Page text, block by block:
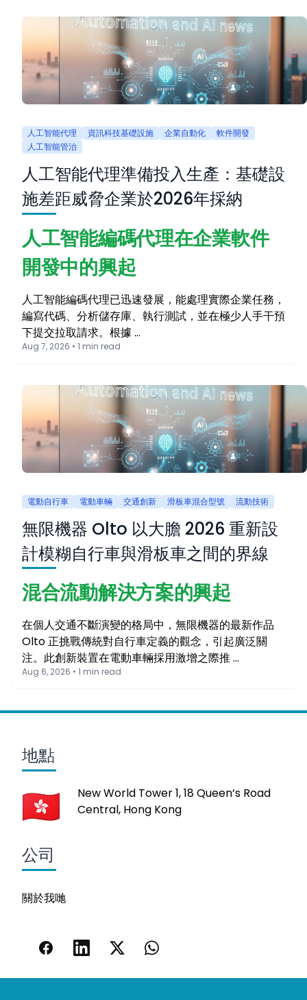
人工智能代理 資訊科技基礎設施 企業自動化
軟件開發
人工智能管治
人工智能代理準備投入生產：基礎設
施差距威脅企業於2026年採納
人工智能編碼代理在企業軟件
開發中的興起
人工智能編碼代理已迅速發展，能處理實際企業任務，
編寫代碼、分析儲存庫、執行測試，並在極少人手干預
下提交拉取請求。根據 …
Aug 7, 2026 • 1 min read
電動自行車 電動車輛 交通創新 滑板車混合型號 流動技術
無限機器 Olto 以大膽 2026 重新設
計模糊自行車與滑板車之間的界線
混合流動解決方案的興起
在個人交通不斷演變的格局中，無限機器的最新作品
Olto 正挑戰傳統對自行車定義的觀念，引起廣泛關
注。此創新裝置在電動車輛採用激增之際推 …
Aug 6, 2026 • 1 min read
地點
New World Tower 1, 18 Queen’s Road
Central, Hong Kong
公司
關於我哋